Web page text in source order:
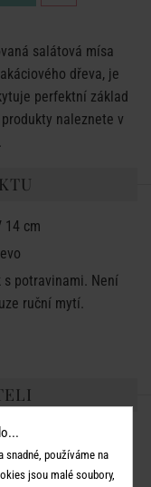
salátová mísa
dřeva, je
perfektní základ
naleznete v
14 cm
potravinami. Není
ruční mytí.
snadné, používáme na
jsou malé soubory,